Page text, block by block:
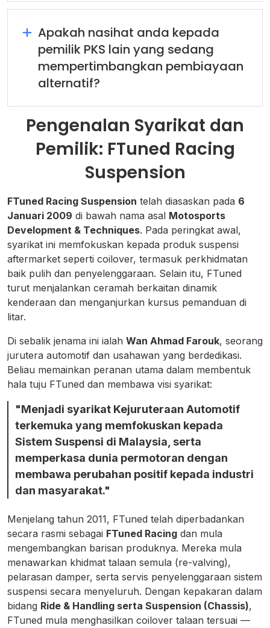
Apakah nasihat anda kepada
pemilik PKS lain yang sedang
mempertimbangkan pembiayaan
alternatif?
Pengenalan Syarikat dan
Pemilik: FTuned Racing
Suspension
FTuned Racing Suspension telah diasaskan pada 6
Januari 2009 di bawah nama asal Motosports
Development & Techniques. Pada peringkat awal,
syarikat ini memfokuskan kepada produk suspensi
aftermarket seperti coilover, termasuk perkhidmatan
baik pulih dan penyelenggaraan. Selain itu, FTuned
turut menjalankan ceramah berkaitan dinamik
kenderaan dan menganjurkan kursus pemanduan di
litar.
Di sebalik jenama ini ialah Wan Ahmad Farouk, seorang
jurutera automotif dan usahawan yang berdedikasi.
Beliau memainkan peranan utama dalam membentuk
hala tuju FTuned dan membawa visi syarikat:
"Menjadi syarikat Kejuruteraan Automotif
terkemuka yang memfokuskan kepada
Sistem Suspensi di Malaysia, serta
memperkasa dunia permotoran dengan
membawa perubahan positif kepada industri
dan masyarakat."
Menjelang tahun 2011, FTuned telah diperbadankan
secara rasmi sebagai FTuned Racing dan mula
mengembangkan barisan produknya. Mereka mula
menawarkan khidmat talaan semula (re-valving),
pelarasan damper, serta servis penyelenggaraan sistem
suspensi secara menyeluruh. Dengan kepakaran dalam
bidang Ride & Handling serta Suspension (Chassis),
FTuned mula menghasilkan coilover talaan tersuai —